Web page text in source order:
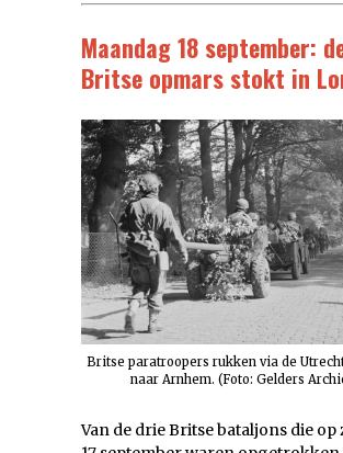
Maandag 18 september:
Britse opmars stokt in
Britse paratroopers rukken via de
naar Arnhem. (Foto: Gelders
Van de drie Britse bataljons die op